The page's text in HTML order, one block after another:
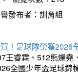
發布者：訓育組
！足球隊榮獲2026
王睿霖、512熊爍堯
全國少年盃足球錦